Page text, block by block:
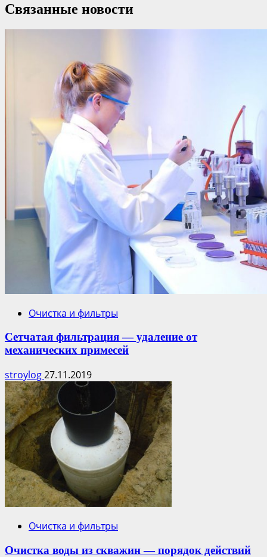
Связанные новости
Очистка и фильтры
Сетчатая фильтрация — удаление от
механических примесей
stroylog27.11.2019
Очистка и фильтры
Очистка воды из скважин — порядок действий